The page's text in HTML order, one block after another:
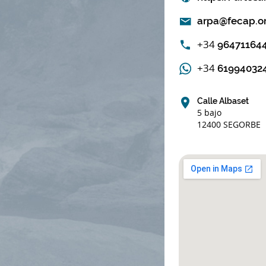
+34
+34
Calle Albaset
5 bajo
12400 SEGORBE